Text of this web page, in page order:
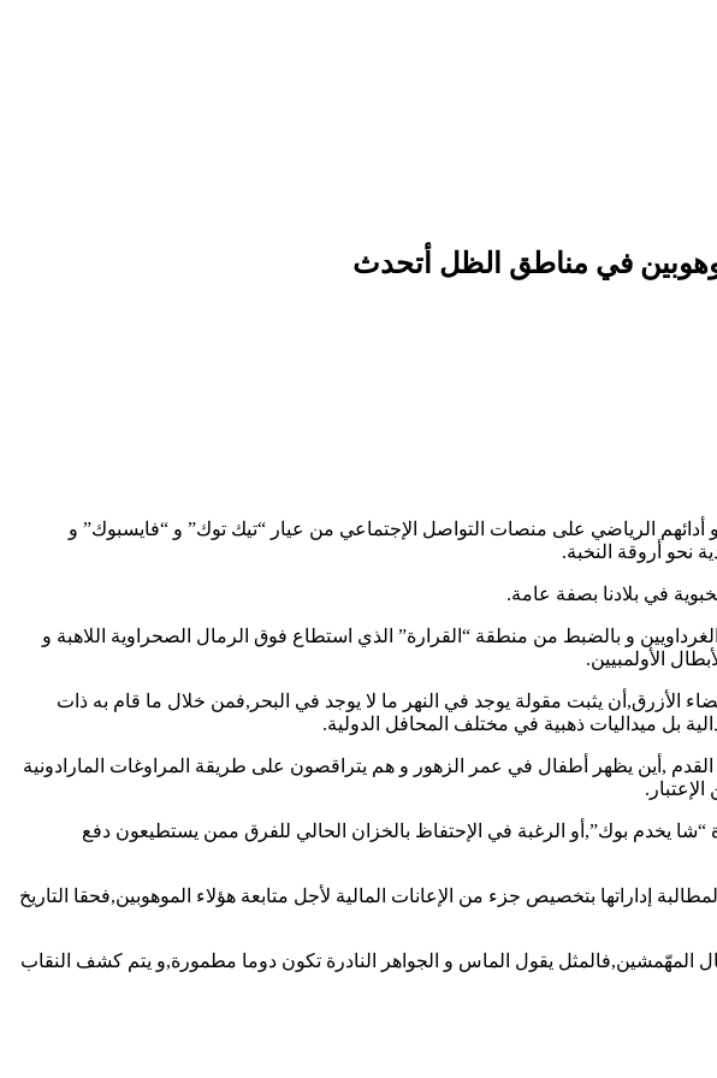
في مناطق الظل أتحدث
الرياضي على منصات التواصل الإجتماعي من عيار “تيك توك” و “فايسبوك” و
نحو أروقة النخبة.
في بلادنا بصفة عامة.
و بالضبط من منطقة “القرارة” الذي استطاع فوق الرمال الصحراوية اللاهبة و
الأزرق,أن يثبت مقولة يوجد في النهر ما لا يوجد في البحر,فمن خلال ما قام به ذات
بل ميداليات ذهبية في مختلف المحافل الدولية.
,أين يظهر أطفال في عمر الزهور و هم يتراقصون على طريقة المراوغات المارادونية
يخدم بوك”,أو الرغبة في الإحتفاظ بالخزان الحالي للفرق ممن يستطيعون دفع
إداراتها بتخصيص جزء من الإعانات المالية لأجل متابعة هؤلاء الموهوبين,فحقا التاريخ
المهّمشين,فالمثل يقول الماس و الجواهر النادرة تكون دوما مطمورة,و يتم كشف النقاب